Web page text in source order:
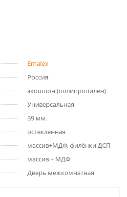
Emalex
Россия
экошпон (полипропилен)
Универсальная
39 мм.
остекленная
массив+МДФ, филёнки ДСП
массив + МДФ
Дверь межкомнатная